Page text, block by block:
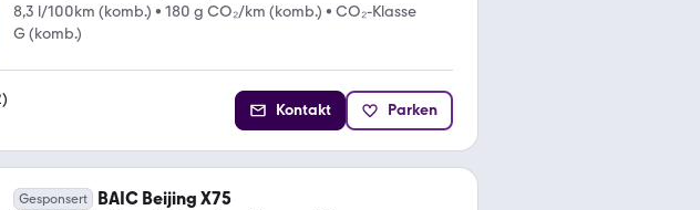
8,3 l/100km (komb.) • 180 g CO₂/km (komb.) • CO₂-Klasse
G (komb.)
)
Kontakt Parken
Gesponsert BAIC Beijing X75